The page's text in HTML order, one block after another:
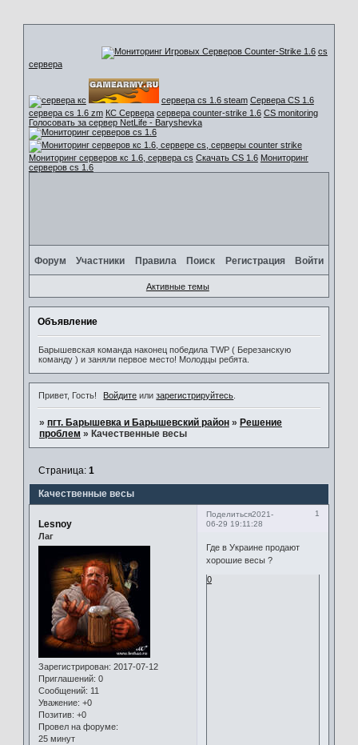
cs
сервера
сервера cs 1.6 steam Сервера CS 1.6
сервера cs 1.6 zm КС Сервера сервера counter-strike 1.6 CS monitoring
Голосовать за сервер NetLife - Baryshevka
Мониторинг серверов кс 1.6, сервера cs Скачать CS 1.6 Мониторинг
серверов cs 1.6
Форум Участники Правила Поиск Регистрация Войти
Активные темы
Объявление
Барышевская команда наконец победила TWP ( Березанскую
команду ) и заняли первое место! Молодцы ребята.
Привет, Гость! Войдите илизарегистрируйтесь
» пгт. Барышевка и Барышевский район » Решение
проблем » Качественные весы
Качественные весы
Страница: 1
Поделиться 1
2021-
06-29 19:11:28
Lesnoy
Лаг
Зарегистрирован: 2017-07-12
Приглашений: 0
Сообщений: 11
Уважение: +0
Позитив: +0
Провел на форуме:
25 минут
Где в Украине продают
хорошие весы ?
0